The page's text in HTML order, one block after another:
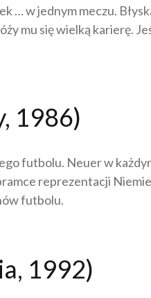
… w jednym meczu.
mu się wielką karierę.
1986)
futbolu. Neuer w
reprezentacji
futbolu.
1992)